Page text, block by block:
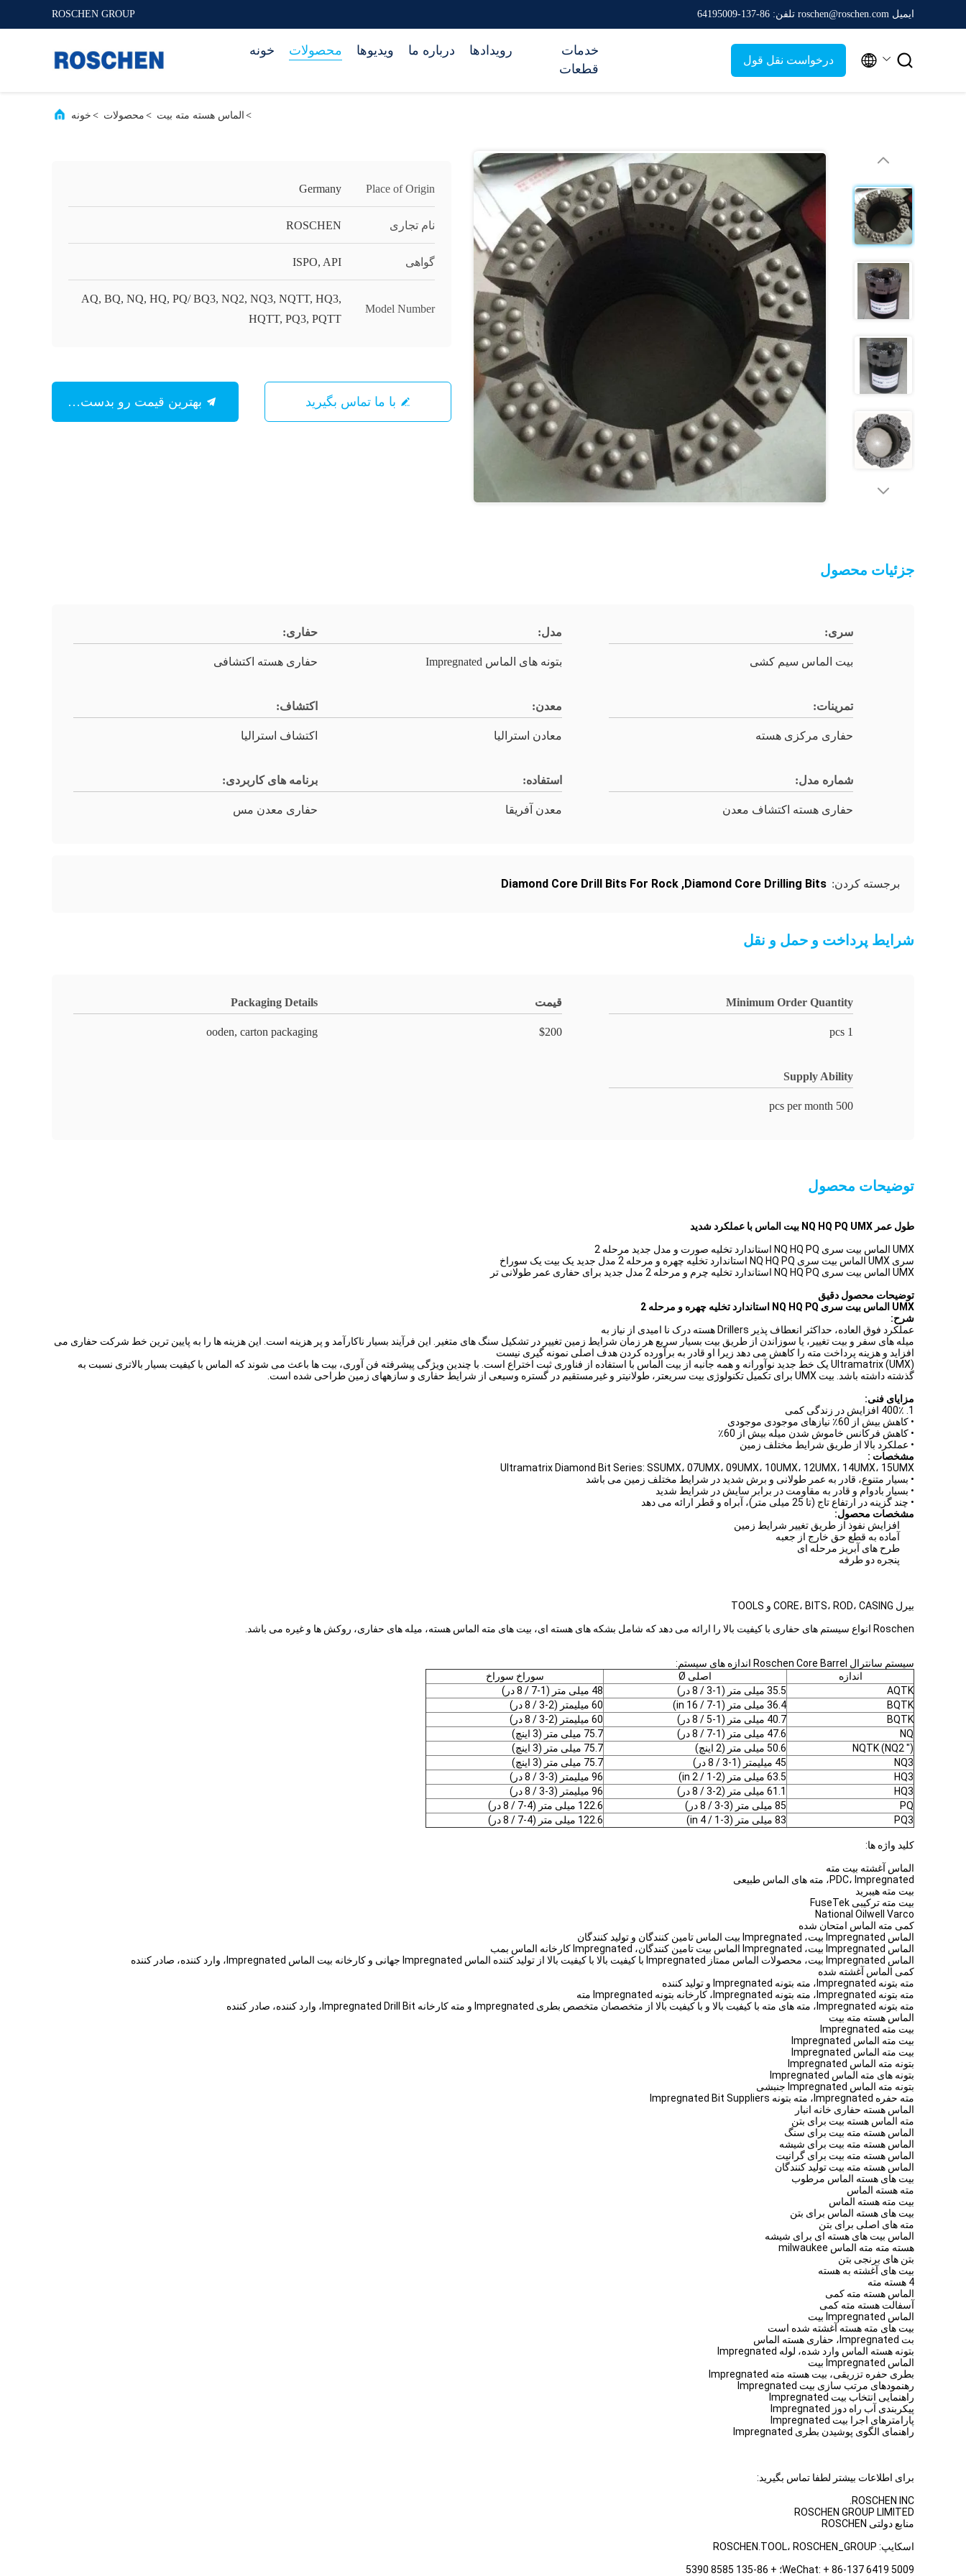
ROSCHEN GROUP ایمیل roschen@roschen.com تلفن: 86-137-64195009
خونه محصولات ویدیوها درباره ما رویدادها
خدمات
قطعات
درخواست نقل قول  
خونه > محصولات > الماس هسته مته بیت >
Place of Origin
Germany
نام تجاری ROSCHEN
گواهی ISPO, API
Model Number
AQ, BQ, NQ, HQ, PQ/ BQ3, NQ2, NQ3, NQTT, HQ3,
HQTT, PQ3, PQTT
جزئیات محصول
سری:
بیت الماس سیم کشی
مدل:
بتونه های الماس Impregnated
حفاری:
حفاری هسته اکتشافی
تمرینات:
حفاری مرکزی هسته
معدن:
معادن استرالیا
اکتشاف:
اکتشاف استرالیا
شماره مدل:
حفاری هسته اکتشاف معدن
استفاده:
معدن آفریقا
برنامه های کاربردی:
حفاری معدن مس
برجسته کردن: Diamond Core Drilling Bits
,
Diamond Core Drill Bits For Rock
شرایط پرداخت و حمل و نقل
Minimum Order Quantity
1 pcs
قیمت
$200
Packaging Details
ooden, carton packaging
Supply Ability
500 pcs per month
توضیحات محصول
طول عمر NQ HQ PQ UMX بیت الماس با عملکرد شدید
UMX الماس بیت سری NQ HQ PQ استاندارد تخلیه صورت و مدل جدید مرحله 2
سری UMX الماس بیت سری NQ HQ PQ استاندارد تخلیه چهره و مرحله 2 مدل جدید یک بیت یک سوراخ
UMX الماس بیت سری NQ HQ PQ استاندارد تخلیه چرم و مرحله 2 مدل جدید برای حفاری عمر طولانی تر
توضیحات محصول دقیق
UMX الماس بیت سری NQ HQ PQ استاندارد تخلیه چهره و مرحله 2
شرح:
عملکرد فوق العاده، حداکثر انعطاف پذیر Drillers هسته درک نا امیدی از نیاز به
میله های سفر و بیت تغییر، یا سوزاندن از طریق بیت بسیار سریع هر زمان شرایط زمین تغییر در تشکیل سنگ های متغیر. این فرآیند بسیار ناکارآمد و پر هزینه است. این هزینه ها را به پایین ترین خط شرکت حفاری می
افزاید و هزینه پرداخت مته را کاهش می دهد زیرا او قادر به برآورده کردن هدف اصلی نمونه گیری نیست
Ultramatrix (UMX) یک خط جدید نوآورانه و همه جانبه از بیت الماس با استفاده از فناوری ثبت اختراع است. با چندین ویژگی پیشرفته فن آوری، بیت ها باعث می شوند که الماس با کیفیت بسیار بالاتری نسبت به
گذشته داشته باشد. بیت UMX برای تکمیل تکنولوژی بیت سریعتر، طولانیتر و غیرمستقیم در گستره وسیعی از شرایط حفاری و سازههای زمین طراحی شده است.
مزایای فنی:
1. 400٪ افزایش در زندگی کمی
• کاهش بیش از 60٪ نیازهای موجودی موجودی
• کاهش فرکانس خاموش شدن میله بیش از 60٪
• عملکرد بالا از طریق شرایط مختلف زمین
مشخصات :
Ultramatrix Diamond Bit Series: SSUMX، 07UMX، 09UMX، 10UMX، 12UMX، 14UMX، 15UMX
• بسیار متنوع، قادر به عمر طولانی و برش شدید در شرایط مختلف زمین می باشد
• بسیار بادوام و قادر به مقاومت در برابر سایش در شرایط شدید
• چند گزینه در ارتفاع تاج (تا 25 میلی متر)، آبراه و قطر ارائه می دهد
مشخصات محصول:
افزایش نفوذ از طریق تغییر شرایط زمین
آماده به قطع حق خارج از جعبه
طرح های آبریز مرحله ای
پنجره دو طرفه
بیرل CORE، BITS، ROD، CASING و TOOLS
Roschen انواع سیستم های حفاری با کیفیت بالا را ارائه می دهد که شامل بشکه های هسته ای، بیت های مته الماس هسته، میله های حفاری، روکش ها و غیره می باشد.
سیستم سانترال Roschen Core Barrel اندازه های سیستم:
اندازه
اصلی Ø
سوراخ سوراخ
AQTK
35.5 میلی متر (1-3 / 8 در)
48 میلی متر (1-7 / 8 در)
BQTK
36.4 میلی متر (1-7 / 16 in)
60 میلیمتر (2-3 / 8 در)
BQTK
40.7 میلی متر (1-5 / 8 در)
60 میلیمتر (2-3 / 8 در)
NQ
47.6 میلی متر (1-7 / 8 در)
75.7 میلی متر (3 اینچ)
NQTK (NQ2 ")
50.6 میلی متر (2 اینچ)
75.7 میلی متر (3 اینچ)
NQ3
45 میلیمتر (1-3 / 8 در)
75.7 میلی متر (3 اینچ)
HQ3
63.5 میلی متر (2-1 / 2 in)
96 میلیمتر (3-3 / 8 در)
HQ3
61.1 میلی متر (2-3 / 8 در)
96 میلیمتر (3-3 / 8 در)
PQ
85 میلی متر (3-3 / 8 در)
122.6 میلی متر (4-7 / 8 در)
PQ3
83 میلی متر (3-1 / 4 in) 122.6 میلی متر (4-7 / 8 در)
کلید واژه ها:
الماس آغشته بیت مته
PDC، Impregnated، مته های الماس طبیعی
بیت مته هیبرید
بیت مته ترکیبی FuseTek
National Oilwell Varco
کمی مته الماس امتحان شده
الماس Impregnated بیت، Impregnated بیت الماس تامین کنندگان و تولید کنندگان
الماس Impregnated بیت، Impregnated الماس بیت تامین کنندگان، Impregnated کارخانه الماس بمب
الماس Impregnated بیت، محصولات الماس ممتاز Impregnated با کیفیت بالا با کیفیت بالا از تولید کننده الماس Impregnated جهانی و کارخانه بیت الماس Impregnated، وارد کننده، صادر کننده
کمی الماس آغشته شده
مته بتونه Impregnated، مته بتونه Impregnated و تولید کننده
مته بتونه Impregnated، مته بتونه Impregnated، کارخانه بتونه Impregnated مته
مته بتونه Impregnated، مته های مته با کیفیت بالا و با کیفیت بالا از متخصصان متخصص بطری Impregnated و مته کارخانه Impregnated Drill Bit، وارد کننده، صادر کننده
الماس هسته مته بیت
بیت مته Impregnated
بیت مته الماس Impregnated
بیت مته الماس Impregnated
بتونه مته الماس Impregnated
بتونه های مته الماس Impregnated
بتونه مته الماس Impregnated جنبشی
مته حفره Impregnated، مته بتونه Impregnated Bit Suppliers
الماس هسته حفاری خانه انبار
مته الماس هسته بیت برای بتن
الماس هسته مته بیت برای سنگ
الماس هسته مته بیت برای شیشه
الماس هسته مته بیت برای گرانیت
الماس هسته مته بیت تولید کنندگان
بیت های هسته الماس مرطوب
مته هسته الماس
بیت مته هسته الماس
بیت های هسته الماس برای بتن
مته های اصلی برای بتن
الماس بیت های هسته ای برای شیشه
هسته مته مته الماس milwaukee
بتن های برنجی بتن
بیت های آغشته به هسته
4 هسته مته
الماس هسته مته کمی
آسفالت هسته مته کمی
الماس Impregnated بیت
بیت های مته هسته آغشته شده است
بت Impregnated، حفاری هسته الماس
بتونه هسته الماس وارد شده، لوله Impregnated
الماس Impregnated بیت
بطری حفره تزریقی، بیت هسته مته Impregnated
رهنمودهای مرتب سازی بیت Impregnated
راهنمایی انتخاب بیت Impregnated
پیکربندی آب راه دوز Impregnated
پارامترهای اجرا بیت Impregnated
راهنمای الگوی پوشیدن بطری Impregnated
برای اطلاعات بیشتر لطفا تماس بگیرید:
ROSCHEN INC.
ROSCHEN GROUP LIMITED
منابع دولتی ROSCHEN
اسکایپ: ROSCHEN.TOOL، ROSCHEN_GROUP
WeChat: + 86-137 6419 5009؛ + 86-135 8585 5390